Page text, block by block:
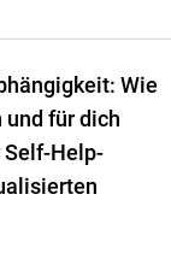
Wie
für dich
Self-Help-